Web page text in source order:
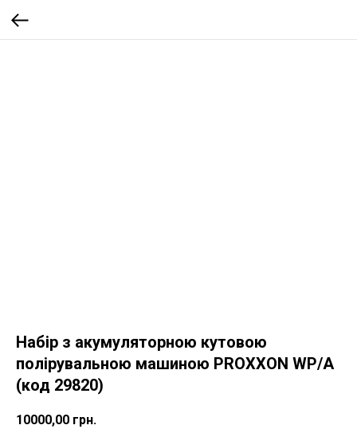
Набір з акумуляторною кутовою
полірувальною машиною PROXXON WP/A
(код 29820)
10000,00 грн.